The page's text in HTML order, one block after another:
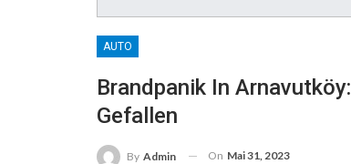
AUTO
Brandpanik In
Gefallen
By Admin On Mai 31, 2023